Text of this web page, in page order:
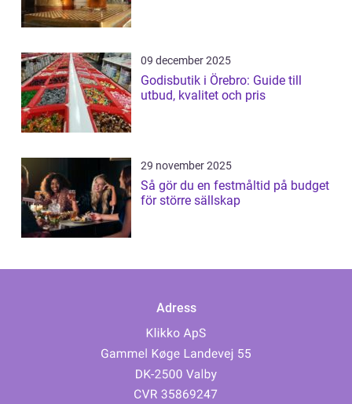
09 december 2025
Godisbutik i Örebro: Guide till
utbud, kvalitet och pris
29 november 2025
Så gör du en festmåltid på budget
för större sällskap
Adress